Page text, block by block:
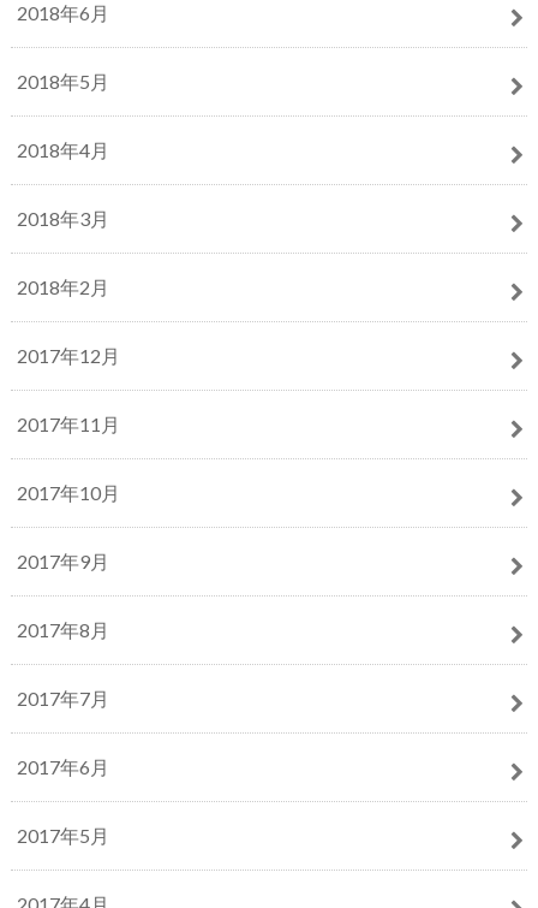
2018年6月
2018年5月
2018年4月
2018年3月
2018年2月
2017年12月
2017年11月
2017年10月
2017年9月
2017年8月
2017年7月
2017年6月
2017年5月